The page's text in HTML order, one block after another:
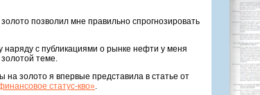
позволил мне правильно спрогнозировать
наряду с публикациями о рынке нефти у меня
теме.
на золото я впервые представила в статье от
статус-кво».